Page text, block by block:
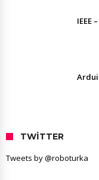
IEEE
TWITTER
Tweets by @roboturka